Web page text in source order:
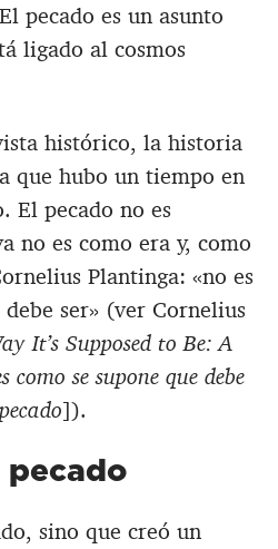
pecado es un asunto
ligado al cosmos
histórico, la historia
que hubo un tiempo en
El pecado no es
no es como era y, como
Plantinga: «no es
ser» (ver Cornelius
It’s Supposed to Be: A
como se supone que debe
]).
pecado
sino que creó un